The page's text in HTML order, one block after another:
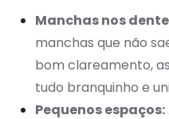
Manchas nos
manchas que não
bom clareamento,
tudo branquinho e
Pequenos espaços: